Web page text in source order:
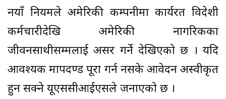
नयाँ नियमले अमेरिकी कम्पनीमा कार्यरत विदेशी
कर्मचारीदेखि अमेरिकी नागरिकका
जीवनसाथीसम्मलाई असर गर्ने देखिएको छ । यदि
आवश्यक मापदण्ड पूरा गर्न नसके आवेदन अस्वीकृत
हुन सक्ने यूएससीआईएसले जनाएको छ ।